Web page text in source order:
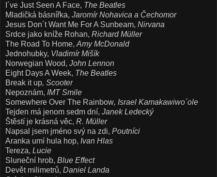
I´ve Just Seen A Face, The Beatles
Mladičká básnířka, Jaromír Nohavica a Čechomor
Jesus Don´t Want Me For A Sunbeam, Nirvana
Srdce jako kníže Rohan, Richard Müller
The Road To Home, Amy McDonald
Jednohubky, Vladimír Mišík
Norwegian Wood, John Lennon
Eight Days A Week, The Beatles
Break it up, Scooter
Nepoznám, IMT Smile
Somewhere Over The Rainbow, Israel Kamakawiwo´ole
Tejden má jenom sedm dní, Janek Ledecký
Štěstí je krásná věc, R. Müller
Napsal jsem jméno svý na zdi, Poutníci
Aranka umí hula hop, Ivan Hlas
Tereza, Lucie
Sluneční hrob, Blue Effect
Devět milimetrů, Daniel Landa